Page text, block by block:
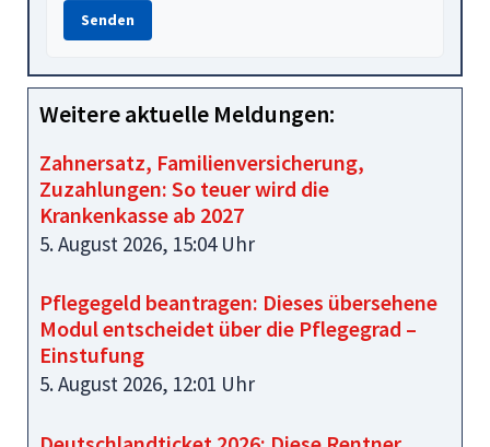
Senden
Weitere aktuelle Meldungen:
Zahnersatz, Familienversicherung,
Zuzahlungen: So teuer wird die
Krankenkasse ab 2027
5. August 2026, 15:04 Uhr
Pflegegeld beantragen: Dieses übersehene
Modul entscheidet über die Pflegegrad –
Einstufung
5. August 2026, 12:01 Uhr